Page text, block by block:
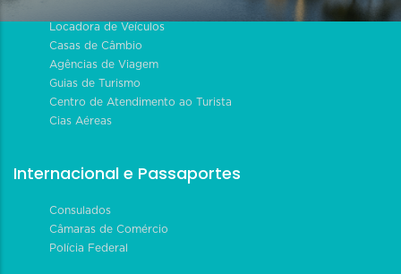
Locadora de Veículos
Casas de Câmbio
Agências de Viagem
Guias de Turismo
Centro de Atendimento ao Turista
Cias Aéreas
Internacional e Passaportes
Consulados
Câmaras de Comércio
Polícia Federal